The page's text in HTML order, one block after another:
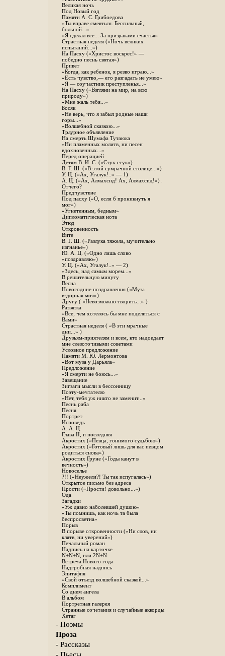
Великая ночь
Под Новый год
Памяти А. С. Грибоедова
«Ты вправе смеяться. Бессильный,
больной...»
«Я сделал все... За призраками счастья»
Страстная неделя («Ночь великих
испытаний...»)
На Пасху («Христос воскрес!» —
победно песнь святая»)
Привет
«Когда, как ребенок, я резво играю...»
«Есть чувство,— его разгадать не умею»
«Я — соучастник преступленья...»
На Пасху («Взгляни на мир, на всю
природу»)
«Мне жаль тебя...»
Босяк
«Не верь, что я забыл родные наши
горы...»
«Волшебной сказкою...»
Траурное объявление
На смерть Шумафа Тутаюка
«Ни пламенных молитв, ни песен
вдохновенных...»
Перед операцией
Детям В. И. С. («Стук-стук»)
В. Г. Ш. («В этой сумрачной столице...»)
У. Ц. («Ах, Угалук!..» — 1)
А. Ц. («Ах, Алмахсид! Ах, Алмахсид!») .
Отчего?
Предчувствие
Под пасху («О, если б проникнуть я
мог»)
«Угнетенным, бедным»
Дипломатическая нота
Этюд
Откровенность
Вите
B. Г. Ш. («Разлука тяжела, мучительно
изгнанье»)
Ю. А. Ц. («Одно лишь слово
«поздравляю»)
У. Ц. («Ах, Угалук!..» — 2)
«Здесь, над самым морем...»
В решительную минуту
Весна
Новогодние поздравления («Муза
вздорная моя»)
Другу ( «Невозможно творить...» )
Развязка
«Все, чем хотелось бы мне поделиться с
Вами»
Страстная неделя ( «В эти мрачные
дни...» )
Друзьям-приятелям и всем, кто надоедает
мне слезоточивыми советами
Условное предложение
Памяти М. Ю. Лермонтова
«Вот муза у Дарьяла»
Предложение
«Я смерти не боюсь...»
Завещание
Зигзаги мысли в бессонницу
Поэту-мечтателю
«Нет, тебя уж никто не заменит...»
Песнь раба
Песня
Портрет
Исповедь
А. А. Ц.
Глава II, и последняя
Акростих («Певца, гонимого судьбою»)
Акростих («Готовый лишь для вас певцом
родиться снова»)
Акростих Груне («Годы канут в
вечность»)
Новоселье
?!! («Неужели?! Ты так испугалась»)
Открытое письмо без адреса
Прости («Прости! довольно...»)
Ода
Загадки
«Уж давно наболевшей душою»
«Ты помнишь, как ночь та была
беспросветна»
Порыв
В порыве откровенности («Ни слов, ни
клятв, ни уверений»)
Печальный роман
Надпись на карточке
N+N+N, или 2N+N
Встреча Нового года
Надгробная надпись
Эпитафия
«Свой отъезд волшебной сказкой...»
Комплимент
Со днем ангела
В альбом
Портретная галерея
Странные сочетания и случайные аккорды
Хетаг
- Поэмы
Проза
- Рассказы